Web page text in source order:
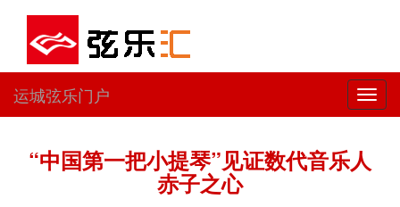
切
换
运城弦乐门户
“中国第一把小提琴”见证数代音乐人
赤子之心